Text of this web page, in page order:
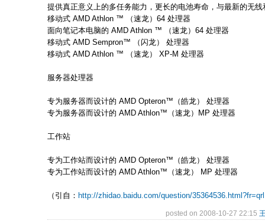
提供真正意义上的多任务能力，更长的电池寿命，与最新的无
移动式 AMD Athlon ™ （速龙）64 处理器
面向笔记本电脑的 AMD Athlon ™ （速龙）64 处理器
移动式 AMD Sempron™ （闪龙） 处理器
移动式 AMD Athlon ™ （速龙） XP-M 处理器
服务器处理器
专为服务器而设计的 AMD Opteron™（皓龙） 处理器
专为服务器而设计的 AMD Athlon™（速龙）MP 处理器
工作站
专为工作站而设计的 AMD Opteron™（皓龙） 处理器
专为工作站而设计的 AMD Athlon™（速龙） MP 处理器
（引自： http://zhidao.baidu.com/question/35364536.html?fr=qrl
posted on 2008-10-27 22:15